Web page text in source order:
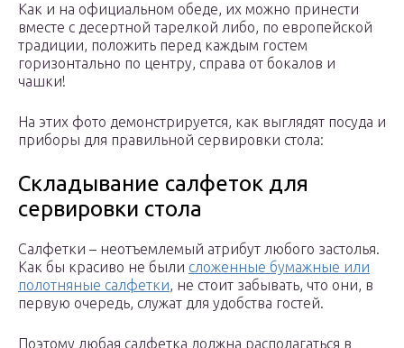
Как и на официальном обеде, их можно принести
вместе с десертной тарелкой либо, по европейской
традиции, положить перед каждым гостем
горизонтально по центру, справа от бокалов и
чашки!
На этих фото демонстрируется, как выглядят посуда и
приборы для правильной сервировки стола:
Складывание салфеток для
сервировки стола
Салфетки – неотъемлемый атрибут любого застолья.
Как бы красиво не были сложенные бумажные или
полотняные салфетки, не стоит забывать, что они, в
первую очередь, служат для удобства гостей.
Поэтому любая салфетка должна располагаться в